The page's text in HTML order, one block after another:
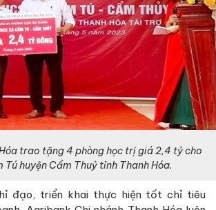
trao tặng 4 phòng học trị giá 2,4 tỷ cho
Tú huyện Cẩm Thuỷ tỉnh Thanh Hóa.
đạo, triển khai thực hiện tốt chỉ tiêu